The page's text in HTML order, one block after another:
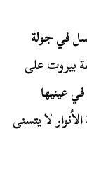
في جولة
بيروت على
عينيها
لا يتسنى